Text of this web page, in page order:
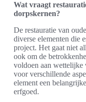
Wat vraagt
dorpskernen?
De restauratie van
diverse elementen die
project. Het gaat niet
ook om de
voldoen aan wettelijke
voor verschillende
element een
erfgoed.